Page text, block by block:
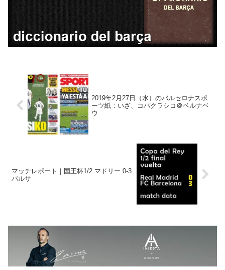
2019年2月27日（水）のバルセロナスポ
ーツ紙：いざ、コパクラシコ＠ベルナベ
ウ
マッチレポート｜国王杯1/2 マドリー 0-3
バルサ